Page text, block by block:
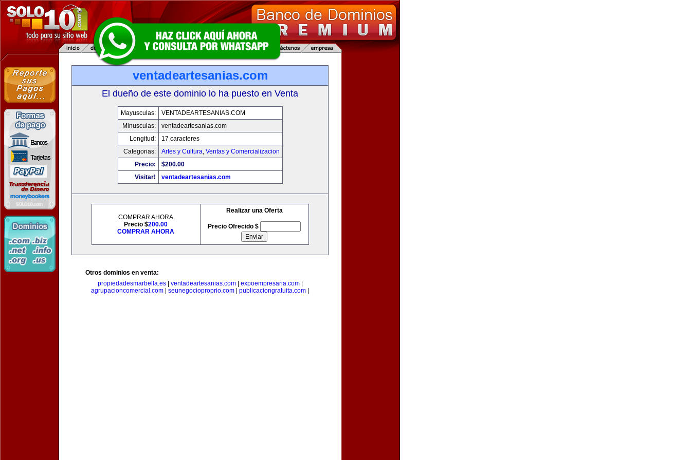
ventadeartesanias.com
El dueño de este dominio lo ha puesto en Venta
Mayusculas:
VENTADEARTESANIAS.COM
Minusculas:
ventadeartesanias.com
Longitud:
17 caracteres
Categorias:
Artes y Cultura, Ventas y Comercializacion
Precio:
$200.00
Visitar!
ventadeartesanias.com
COMPRAR AHORA
Precio $200.00
COMPRAR AHORA
Realizar una Oferta
Precio Ofrecido $
Otros dominios en venta:
propiedadesmarbella.es| ventadeartesanias.com| expoempresaria.com|
agrupacioncomercial.com
seunegocioproprio.com publicaciongratuita.com